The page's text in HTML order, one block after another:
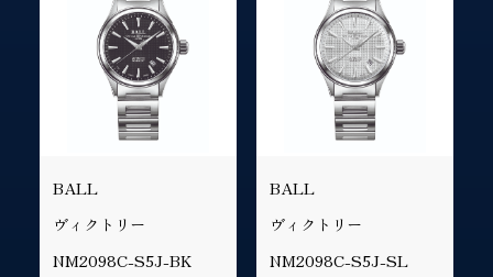
BALL
ヴィクトリー
NM2098C-S5J-BK
BALL
ヴィクトリー
NM2098C-S5J-SL